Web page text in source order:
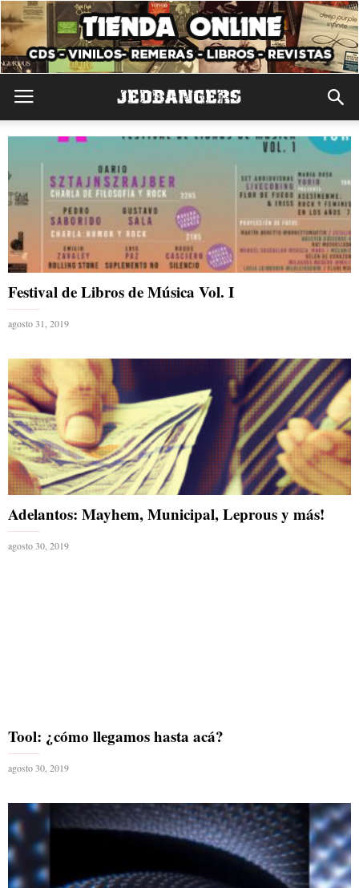
Festival de Libros de Música Vol. I
agosto 31, 2019
Adelantos: Mayhem, Municipal, Leprous y más!
agosto 30, 2019
Tool: ¿cómo llegamos hasta acá?
agosto 30, 2019